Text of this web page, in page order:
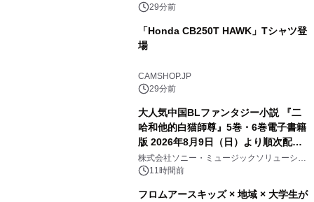
29分前
「Honda CB250T HAWK」Tシャツ登
場
CAMSHOP.JP
29分前
大人気中国BLファンタジー小説 『二
哈和他的白猫師尊』5巻・6巻電子書籍
版 2026年8月9日（日）より順次配信
開始
株式会社ソニー・ミュージックソリューショ
ンズ11時間前
フロムアースキッズ × 地域 × 大学生が